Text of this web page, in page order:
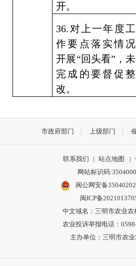
开。
36. 对上一年度工
作要点落实情况
开展“回头看”，未
完成的要督促整
改。
市政府部门 上级部门
联系我们 | 站点地图 |
网站标识码
闽公网安备
闽ICP备
中文域名：三明市农业农
农业投诉举报电话：
主办单位：三明市农